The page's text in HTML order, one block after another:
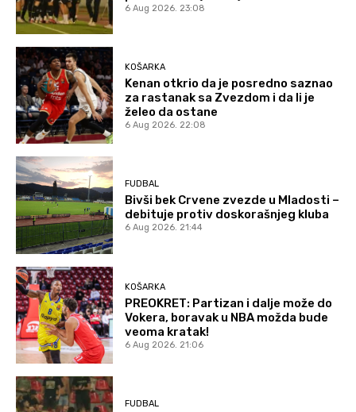
6 Aug 2026. 23:08
KOŠARKA
Kenan otkrio da je posredno saznao
za rastanak sa Zvezdom i da li je
želeo da ostane
6 Aug 2026. 22:08
FUDBAL
Bivši bek Crvene zvezde u Mladosti –
debituje protiv doskorašnjeg kluba
6 Aug 2026. 21:44
KOŠARKA
PREOKRET: Partizan i dalje može do
Vokera, boravak u NBA možda bude
veoma kratak!
6 Aug 2026. 21:06
FUDBAL